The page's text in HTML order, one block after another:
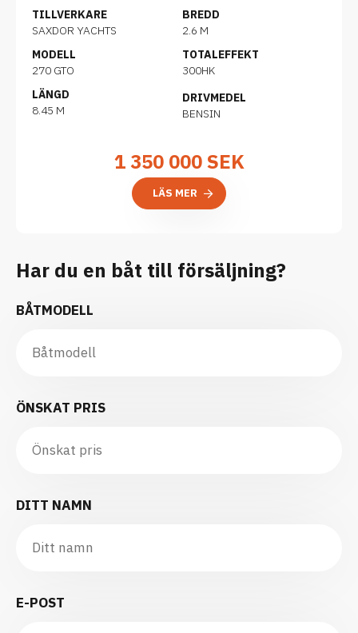
TILLVERKARE
SAXDOR YACHTS
MODELL
270 GTO
LÄNGD
8.45 M
BREDD
2.6 M
TOTALEFFEKT
300HK
DRIVMEDEL
BENSIN
1 350 000SEK
LÄS MER
Har du en båt till försäljning?
BÅTMODELL
ÖNSKAT PRIS
DITT NAMN
E-POST